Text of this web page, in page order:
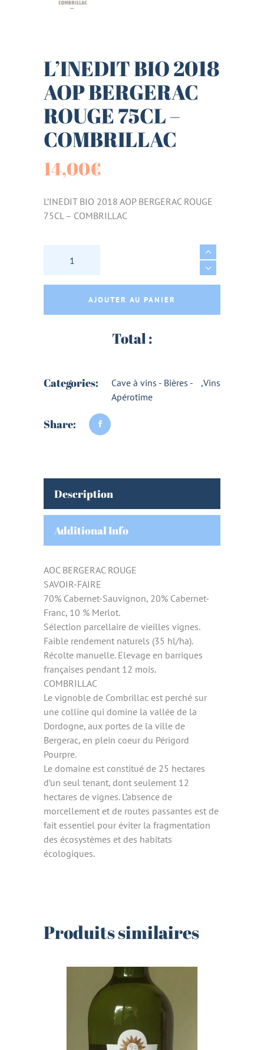
L’INEDIT BIO 2018
AOP BERGERAC
ROUGE 75CL –
COMBRILLAC
14,00€
L’INEDIT BIO 2018 AOP BERGERAC ROUGE
75CL – COMBRILLAC
L'INEDIT BIO 2018 AOP BERGERAC
AJOUTER AU PANIER
Total :
Categories:
Cave à vins - Bières -
Apérotime
,Vins
Share:
Description
Additional Info
AOC BERGERAC ROUGE
SAVOIR-FAIRE
70% Cabernet-Sauvignon, 20% Cabernet-
Franc, 10 % Merlot.
Sélection parcellaire de vieilles vignes.
Faible rendement naturels (35 hl/ha).
Récolte manuelle. Elevage en barriques
françaises pendant 12 mois.
COMBRILLAC
Le vignoble de Combrillac est perché sur
une colline qui domine la vallée de la
Dordogne, aux portes de la ville de
Bergerac, en plein coeur du Périgord
Pourpre.
Le domaine est constitué de 25 hectares
d’un seul tenant, dont seulement 12
hectares de vignes. L’absence de
morcellement et de routes passantes est de
fait essentiel pour éviter la fragmentation
des écosystèmes et des habitats
écologiques.
Produits similaires